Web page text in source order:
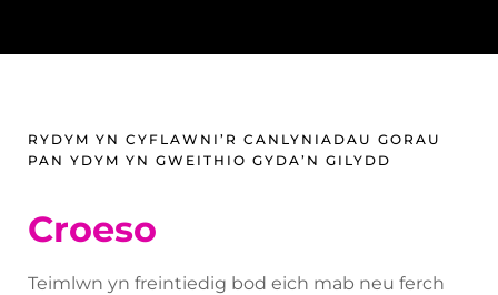
RYDYM YN CYFLAWNI’R CANLYNIADAU GORAU
PAN YDYM YN GWEITHIO GYDA’N GILYDD
Croeso
Teimlwn yn freintiedig bod eich mab neu ferch